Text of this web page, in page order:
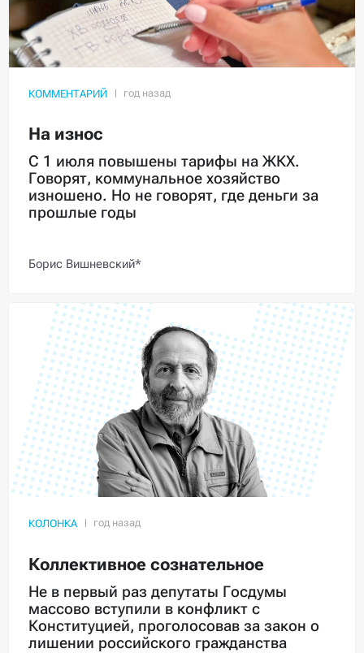
КОММЕНТАРИЙ
На износ
С 1 июля повышены тарифы на ЖКХ.
Говорят, коммунальное хозяйство
изношено. Но не говорят, где деньги за
прошлые годы
Борис Вишневский*
КОЛОНКА
Коллективное сознательное
Не в первый раз депутаты Госдумы
массово вступили в конфликт с
Конституцией, проголосовав за закон о
лишении российского гражданства